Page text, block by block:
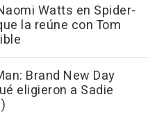
Watts en Spider-
la reúne con Tom
Brand New Day
eligieron a Sadie